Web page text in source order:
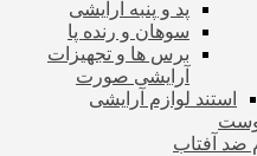
پد و پنبه آرایشی
سوهان و رنده پا
برس ها و تجهیزات
آرایشی صورت
استند لوازم آرایشی
ضد آفتاب